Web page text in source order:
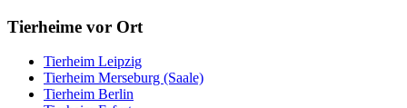
Tierheime vor Ort
Tierheim Leipzig
Tierheim Merseburg (Saale)
Tierheim Berlin